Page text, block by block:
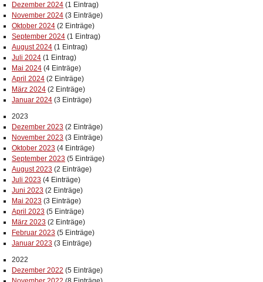
Dezember 2024 (1 Eintrag)
November 2024 (3 Einträge)
Oktober 2024 (2 Einträge)
September 2024 (1 Eintrag)
August 2024 (1 Eintrag)
Juli 2024 (1 Eintrag)
Mai 2024 (4 Einträge)
April 2024 (2 Einträge)
März 2024 (2 Einträge)
Januar 2024 (3 Einträge)
2023
Dezember 2023 (2 Einträge)
November 2023 (3 Einträge)
Oktober 2023 (4 Einträge)
September 2023 (5 Einträge)
August 2023 (2 Einträge)
Juli 2023 (4 Einträge)
Juni 2023 (2 Einträge)
Mai 2023 (3 Einträge)
April 2023 (5 Einträge)
März 2023 (2 Einträge)
Februar 2023 (5 Einträge)
Januar 2023 (3 Einträge)
2022
Dezember 2022 (5 Einträge)